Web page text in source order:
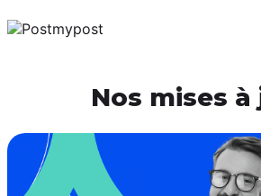
Nos mises à